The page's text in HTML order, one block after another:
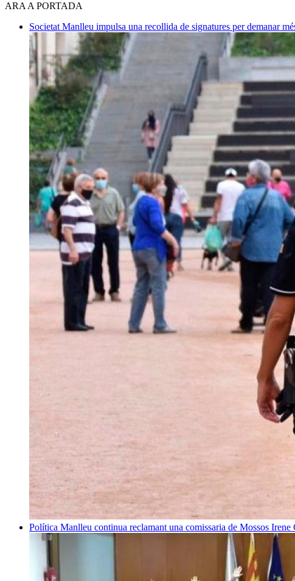
ARA A PORTADA
Societat Manlleu impulsa una recollida de signatures per demanar
Política Manlleu continua reclamant una comissaria de Mossos Irene